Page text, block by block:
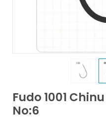
Fudo 1001
No:6